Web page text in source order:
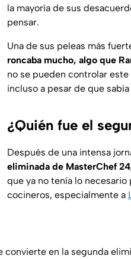
la mayoría de sus
pensar.
Una de sus peleas más
roncaba mucho, algo que
no se pueden controlar
incluso a pesar de que
¿Quién fue el
Después de una intensa
eliminada de MasterChef
que ya no tenía lo
cocineros, especialmente a
convierte en la segunda